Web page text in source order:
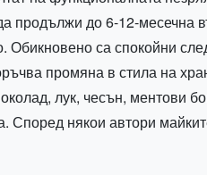
до 6-12-месечна
Обикновено са спокойни
промяна в стила на
лук, чесън, ментови
Според някои автори